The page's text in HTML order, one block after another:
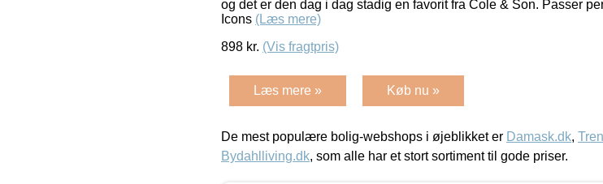
og det er den dag i dag stadig en favorit fra Cole & Son. Passer
Icons (Læs mere)
898 kr. (Vis fragtpris)
Læs mere » Køb nu »
De mest populære bolig-webshops i øjeblikket er Damask.dk,
Bydahlliving.dk, som alle har et stort sortiment til gode priser.